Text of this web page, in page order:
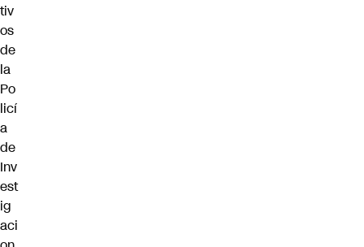
tiv
os
de
la
Po
licí
a
de
Inv
est
ig
aci